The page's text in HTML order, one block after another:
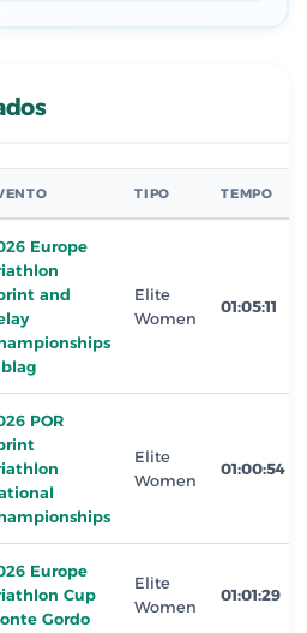
TIPO TEMPO
Europe
and
Elite
Women
01:05:11
POR
Elite
Women
01:00:54
Europe
Cup
Gordo
Elite
Women
01:01:29